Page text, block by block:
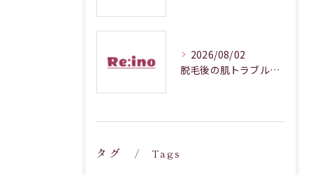
2026/08/02
脱毛後の肌トラブルを防ぐ正しいケア
タグ Tags